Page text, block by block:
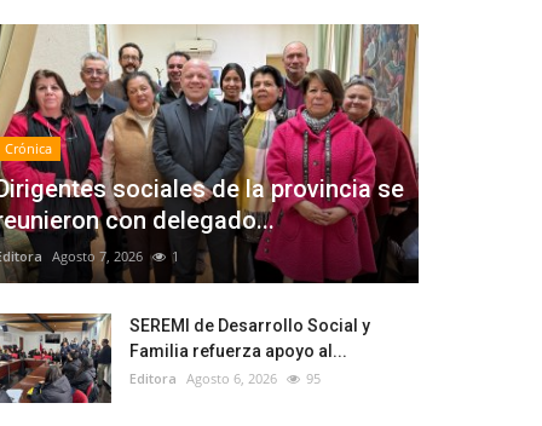
Crónica
sociales de la provincia se
con delegado...
Agosto 7, 2026 1
SEREMI de Desarrollo Social y
Familia refuerza apoyo al...
Editora Agosto 6, 2026 95